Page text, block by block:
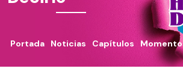
Portada Noticias Capítulos